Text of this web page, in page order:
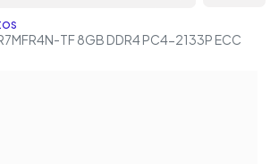
TF 8GB DDR4 PC4-2133P ECC